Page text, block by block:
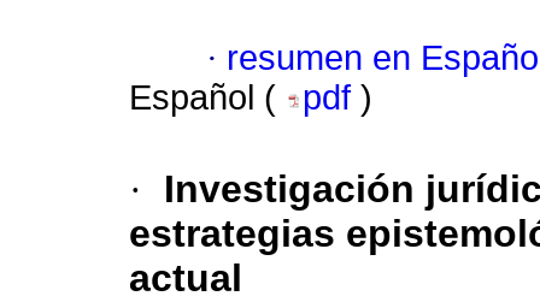
· resumen en
Español (
pdf )
·
Investigación
estrategias
actual